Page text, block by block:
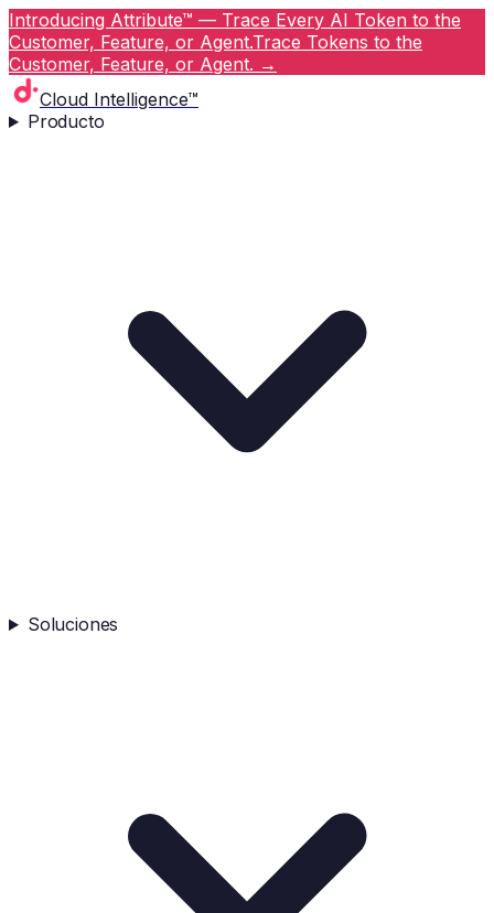
Introducing Attribute™ — Trace Every AI Token to the
Customer, Feature, or Agent.Trace Tokens to the
Customer, Feature, or Agent. →
Cloud Intelligence™
Producto
Soluciones